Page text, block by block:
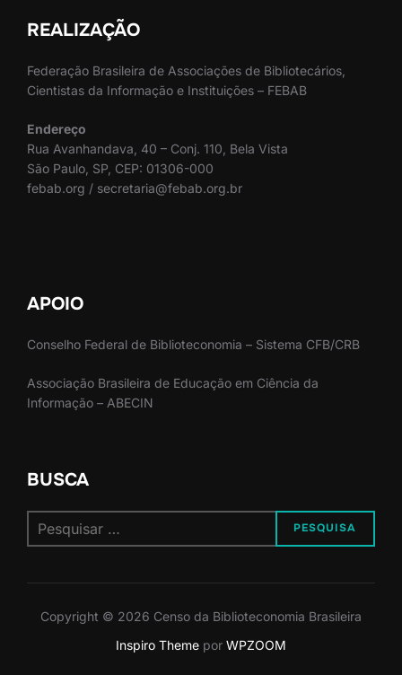
REALIZAÇÃO
Federação Brasileira de Associações de Bibliotecários,
Cientistas da Informação e Instituições – FEBAB
Endereço
Rua Avanhandava, 40 – Conj. 110, Bela Vista
São Paulo, SP, CEP: 01306-000
febab.org / secretaria@febab.org.br
APOIO
Conselho Federal de Biblioteconomia – Sistema CFB/CRB
Associação Brasileira de Educação em Ciência da
Informação – ABECIN
BUSCA
por:
PESQUISA
Copyright © 2026 Censo da Biblioteconomia Brasileira
Inspiro Theme por WPZOOM